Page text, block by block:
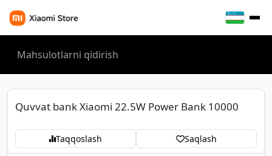
Quvvat bank Xiaomi 22.5W Power Bank 10000
Taqqoslash Saqlash